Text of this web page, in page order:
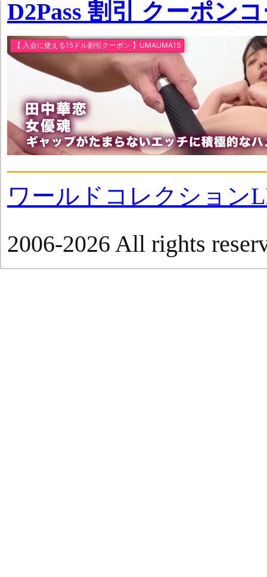
D2Pass 割引 クーポン
ワールドコレクション
2006-2026 All rights